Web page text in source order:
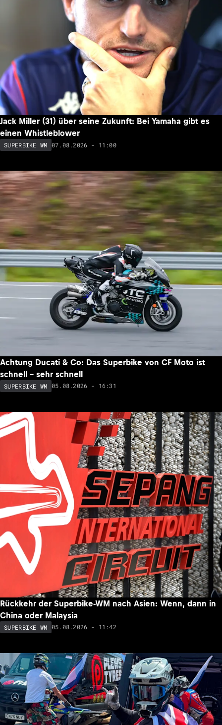
Jack Miller (31) über seine Zukunft: Bei Yamaha gibt es
einen Whistleblower
SUPERBIKE WM 07.08.2026 - 11:00
Achtung Ducati & Co: Das Superbike von CF Moto ist
schnell – sehr schnell
SUPERBIKE WM 05.08.2026 - 16:31
Rückkehr der Superbike-WM nach Asien: Wenn, dann in
China oder Malaysia
SUPERBIKE WM 05.08.2026 - 11:42